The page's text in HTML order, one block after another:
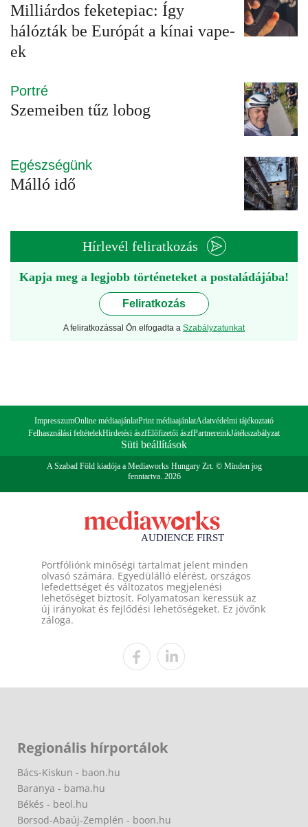
Milliárdos feketepiac: Így
hálózták be Európát a kínai vape-
ek
Portré
Szemeiben tűz lobog
Egészségünk
Málló idő
Hírlevél feliratkozás
Kapja meg a legjobb történeteket a postaládájába!
Feliratkozás
A feliratkozással Ön elfogadta a Szabályzatunkat
ImpresszumOnline médiaajánlatPrint médiaajánlatAdatvédelmi tájékoztató
Felhasználási feltételekHirdetési ászfElőfizetői ászfPartnereinkJátékszabályzat
Süti beállítások
A Szabad Föld kiadója a Mediaworks Hungary Zrt. © Minden jog
fenntartva. 2026
Portfóliónk minőségi tartalmat jelent minden
olvasó számára. Egyedülálló elérést, országos
lefedettséget és változatos megjelenési
lehetőséget biztosít. Folyamatosan keressük az
új irányokat és fejlődési lehetőségeket. Ez jövőnk
záloga.
Regionális hírportálok
Bács-Kiskun - baon.hu
Baranya - bama.hu
Békés - beol.hu
Borsod-Abaúj-Zemplén - boon.hu